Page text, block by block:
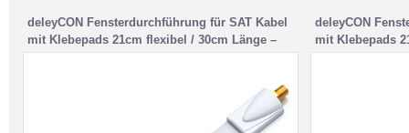
deleyCON Fensterdurchführung für SAT Kabel
mit Klebepads 21cm flexibel / 30cm Länge –
Weiß
deleyCON
mit Klebepads
Kupfer